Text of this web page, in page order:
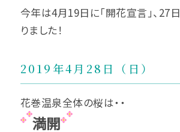
今年は4月19日に「開花宣言」、27
りました！
2019年4月28日（日）
花巻温泉全体の桜は・・
満開